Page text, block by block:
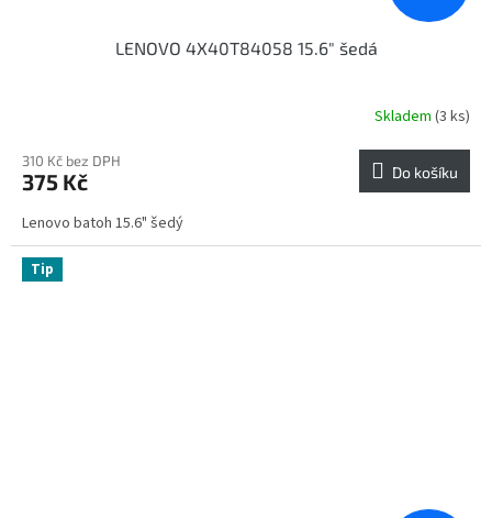
LENOVO 4X40T84058 15.6" šedá
Skladem (3 ks)
310 Kč bez DPH
375 Kč Do košíku
Lenovo batoh 15.6" šedý
Tip